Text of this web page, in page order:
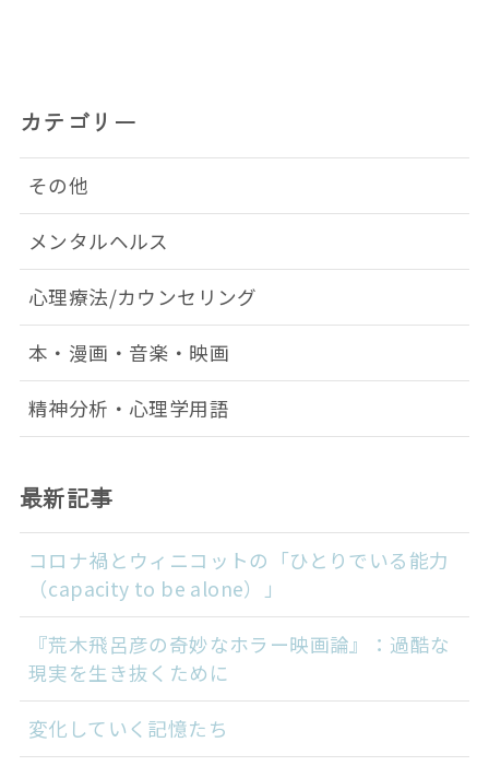
カテゴリー
その他
メンタルヘルス
心理療法/カウンセリング
本・漫画・音楽・映画
精神分析・心理学用語
最新記事
コロナ禍とウィニコットの「ひとりでいる能力
（capacity to be alone）」
『荒木飛呂彦の奇妙なホラー映画論』：過酷な
現実を生き抜くために
変化していく記憶たち